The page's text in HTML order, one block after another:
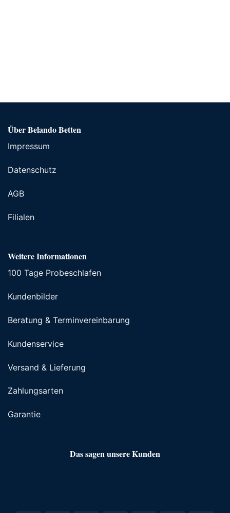
Über Belando Betten
Impressum
Datenschutz
AGB
Filialen
Weitere Informationen
100 Tage Probeschlafen
Kundenbilder
Beratung & Terminvereinbarung
Kundenservice
Versand & Lieferung
Zahlungsarten
Garantie
Das sagen unsere Kunden